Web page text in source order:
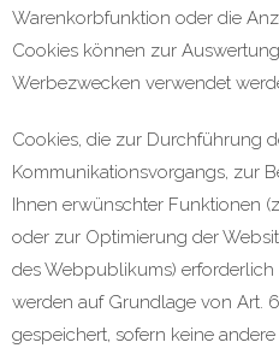
Warenkorbfunktion oder die
Cookies können zur
Werbezwecken verwendet
Cookies, die zur Durchführung
Kommunikationsvorgangs, zur
Ihnen erwünschter Funktionen
oder zur Optimierung der
des Webpublikums) erforderlich
werden auf Grundlage von Art.
gespeichert, sofern keine